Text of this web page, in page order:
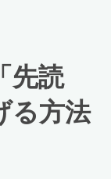
先読
る方法